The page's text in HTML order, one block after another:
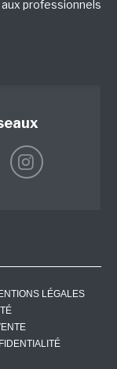
professionnels
LÉGALES